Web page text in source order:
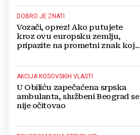
DOBRO JE ZNATI
Vozači, oprez! Ako putujete
kroz ovu europsku zemlju,
pripazite na prometni znak koji
paprene
AKCIJA KOSOVSKIH VLASTI
U Obiliću zapečaćena srpska
ambulanta, službeni Beograd se
nije očitovao